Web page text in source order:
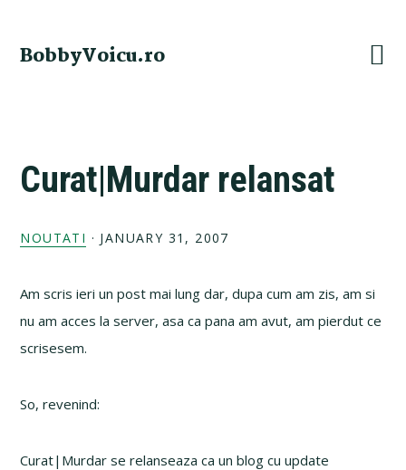
primary
main
primary
footer
BobbyVoicu.ro
Curat|Murdar relansat
NOUTATI · JANUARY 31, 2007
Am scris ieri un post mai lung dar, dupa cum am zis, am si
nu am acces la server, asa ca pana am avut, am pierdut ce
scrisesem.
So, revenind:
Curat|Murdar se relanseaza ca un blog cu update